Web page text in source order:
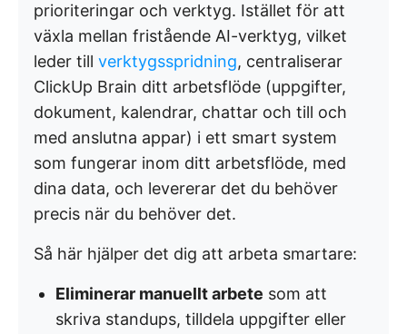
prioriteringar och verktyg. Istället för att
växla mellan fristående AI-verktyg, vilket
leder till verktygsspridning, centraliserar
ClickUp Brain ditt arbetsflöde (uppgifter,
dokument, kalendrar, chattar och till och
med anslutna appar) i ett smart system
som fungerar inom ditt arbetsflöde, med
dina data, och levererar det du behöver
precis när du behöver det.
Så här hjälper det dig att arbeta smartare:
Eliminerar manuellt arbete som att
skriva standups, tilldela uppgifter eller